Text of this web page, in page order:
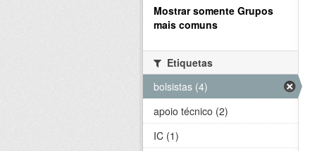
Mostrar somente Grupos
mais comuns
Etiquetas
bolsistas (4)
apoio técnico (2)
IC (1)